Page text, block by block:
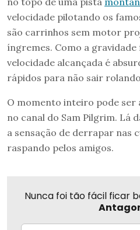
velocidade pilotando os
são carrinhos sem motor
íngremes. Como a
velocidade alcançada é
rápidos para não sair
O momento inteiro pode ser
no canal do Sam Pilgrim. Lá
a sensação de derrapar nas
raspando pelos amigos.
Nunca foi tão fácil ficar